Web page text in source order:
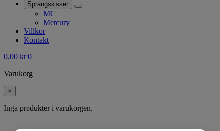
Sprängskisser
MC
Mercury
Villkor
Kontakt
0,00 kr 0
Varukorg
×
Inga produkter i varukorgen.